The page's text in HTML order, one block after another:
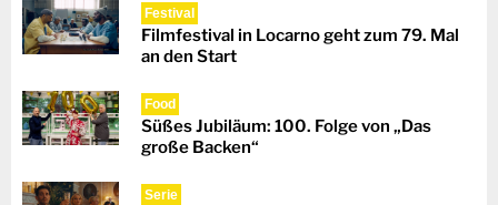
Festival
Filmfestival in Locarno geht zum 79. Mal
an den Start
Food
Süßes Jubiläum: 100. Folge von „Das
große Backen“
Serie